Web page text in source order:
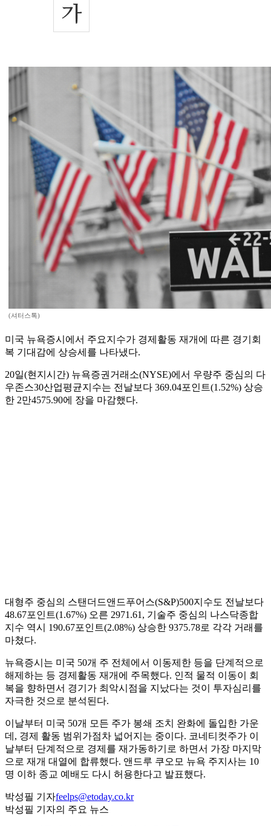
(셔터스톡)
미국 뉴욕증시에서 주요지수가 경제활동 재개에 따른 경기회
복 기대감에 상승세를 나타냈다.
20일(현지시간) 뉴욕증권거래소(NYSE)에서 우량주 중심의 다
우존스30산업평균지수는 전날보다 369.04포인트(1.52%) 상승
한 2만4575.90에 장을 마감했다.
대형주 중심의 스탠더드앤드푸어스(S&P)500지수도 전날보다
48.67포인트(1.67%) 오른 2971.61, 기술주 중심의 나스닥종합
지수 역시 190.67포인트(2.08%) 상승한 9375.78로 각각 거래를
마쳤다.
뉴욕증시는 미국 50개 주 전체에서 이동제한 등을 단계적으로
해제하는 등 경제활동 재개에 주목했다. 인적 물적 이동이 회
복을 향하면서 경기가 최악시점을 지났다는 것이 투자심리를
자극한 것으로 분석된다.
이날부터 미국 50개 모든 주가 봉쇄 조치 완화에 돌입한 가운
데, 경제 활동 범위가점차 넓어지는 중이다. 코네티컷주가 이
날부터 단계적으로 경제를 재가동하기로 하면서 가장 마지막
으로 재개 대열에 합류했다. 앤드루 쿠오모 뉴욕 주지사는 10
명 이하 종교 예배도 다시 허용한다고 발표했다.
박성필 기자feelps@etoday.co.kr
박성필 기자의 주요 뉴스